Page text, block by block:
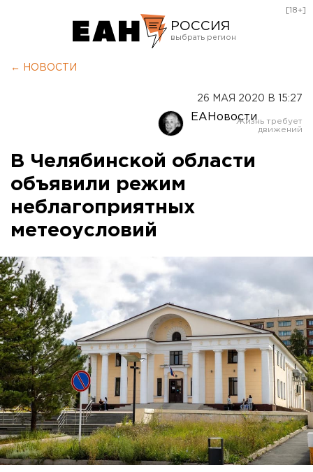
РОССИЯ
Оренбург
[18+]
← НОВОСТИ
26 МАЯ 2020 В 15:27
ЕАНовости
В Челябинской области
объявили режим
неблагоприятных
метеоусловий